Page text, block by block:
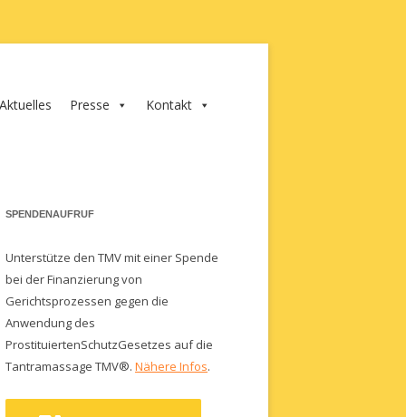
Aktuelles Presse Kontakt
SPENDENAUFRUF
Unterstütze den TMV mit einer Spende
bei der Finanzierung von
Gerichtsprozessen gegen die
Anwendung des
ProstituiertenSchutzGesetzes auf die
Tantramassage TMV®. Nähere Infos.